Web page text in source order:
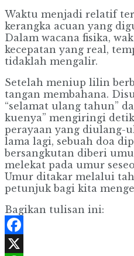
Waktu menjadi relatif
kerangka acuan yang
Dalam wacana fisika,
kecepatan yang real,
tidaklah mengalir.
Setelah meniup lilin
tangan membahana.
“selamat ulang tahun”
kuenya” mengiringi
perayaan yang diulang-
lama lagi, sebuah doa
bersangkutan diberi
melekat pada umur
Umur ditakar melalui
petunjuk bagi kita
Bagikan tulisan ini:
Facebook